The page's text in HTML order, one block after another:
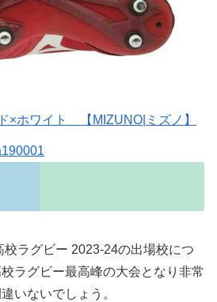
×ホワイト 【MIZUNO|ミズノ】
ラグビー 2023-24の出場校につ
ラグビー最高峰の大会となり非常
いないでしょう。